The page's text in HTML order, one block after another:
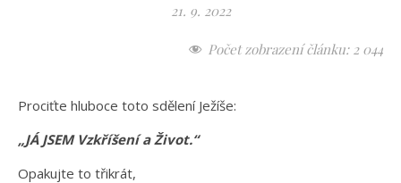
21. 9. 2022
Počet zobrazení článku: 2 044
Prociťte hluboce toto sdělení Ježíše:
„JÁ JSEM Vzkříšení a Život.“
Opakujte to třikrát,